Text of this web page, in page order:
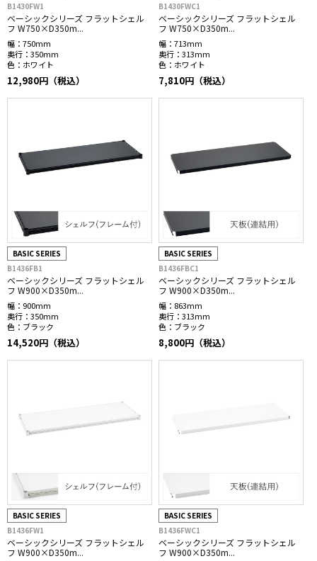
B1430FW1
ベーシックシリーズ フラットシェル
フ W750×D350m...
幅： 750mm
奥行： 350mm
色： ホワイト
12,980円（税込）
B1430FWC1
ベーシックシリーズ フラットシェル
フ W750×D350m...
幅： 713mm
奥行： 313mm
色： ホワイト
7,810円（税込）
BASIC SERIES
B1436FB1
ベーシックシリーズ フラットシェル
フ W900×D350m...
幅： 900mm
奥行： 350mm
色： ブラック
14,520円（税込）
BASIC SERIES
B1436FBC1
ベーシックシリーズ フラットシェル
フ W900×D350m...
幅： 863mm
奥行： 313mm
色： ブラック
8,800円（税込）
BASIC SERIES
B1436FW1
ベーシックシリーズ フラットシェル
フ W900×D350m...
BASIC SERIES
B1436FWC1
ベーシックシリーズ フラットシェル
フ W900×D350m...